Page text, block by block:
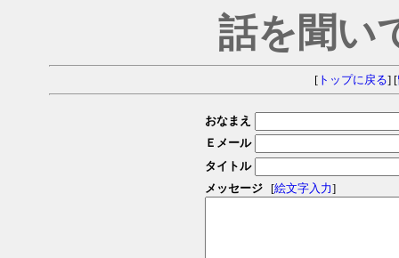
話を聞い
[トップに戻る] [
おなまえ
Ｅメール
タイトル
メッセージ
[絵文字入力]